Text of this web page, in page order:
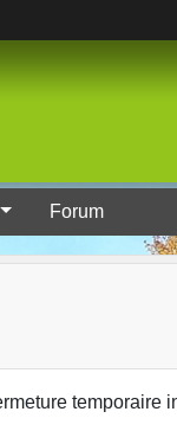
Forum
temporaire